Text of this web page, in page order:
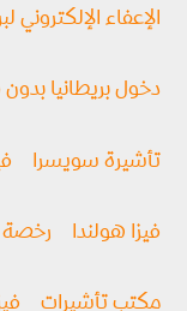
الإعفاء الإلكتروني
دخول بريطانيا بدون
تأشيرة سويسرا
فيزا هولندا رخصة